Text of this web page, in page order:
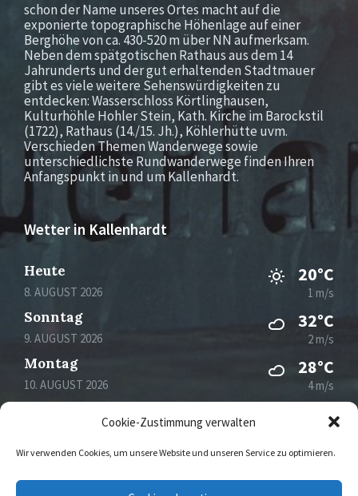
Cookie-Zustimmung verwalten
Wir verwenden Cookies, um unsere Website und unseren Service zu optimieren.
schon der Name unseres Ortes macht auf die
exponierte topographische Höhenlage auf einer
Berghöhe von ca. 430-520 m über NN aufmerksam.
Neben dem spätgotischen Rathaus aus dem 14
Jahrunderts und der gut erhaltenden Stadtmauer
gibt es viele weitere Sehenswürdigkeiten zu
entdecken: Wasserschloss Körtlinghausen,
Kulturhöhle Hohler Stein, Kath. Kirche im Barockstil
(1722), Rathaus (14./15. Jh.), Köhlerhütte uvm.
Verschieden Themen Wanderwege sowie
unterschiedlichste Rundwanderwege finden Ihren
Anfangspunkt in und um Kallenhardt.
Wetter in Kallenhardt
Heute
8. AUGUST 2026
20°C
1 m/s
Sonntag
9. AUGUST 2026
32°C
2 m/s
Montag
10. AUGUST 2026
28°C
4 m/s
11. AUGUST 2026
22°C
3 m/s
Facebook Instagram